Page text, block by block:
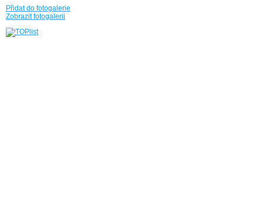
Přidat do fotogalerie
Zobrazit fotogalerii